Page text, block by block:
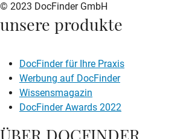
© 2023 DocFinder GmbH
unsere produkte
DocFinder für Ihre Praxis
Werbung auf DocFinder
Wissensmagazin
DocFinder Awards 2022